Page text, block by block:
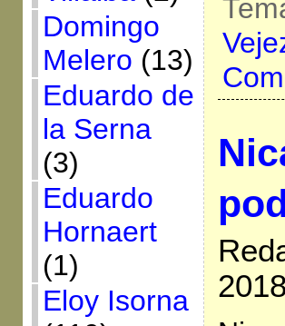
Domingo
Melero (13)
Eduardo de
la Serna
(3)
Eduardo
Hornaert
(1)
Eloy Isorna
2018